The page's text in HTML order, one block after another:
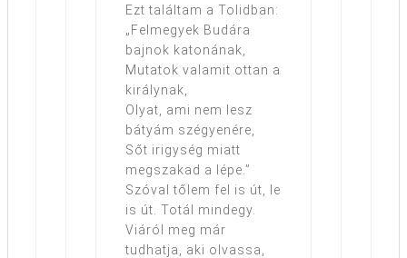
Ezt találtam a Tolidban:
„Felmegyek Budára
bajnok katonának,
Mutatok valamit ottan a
királynak,
Olyat, ami nem lesz
bátyám szégyenére,
Sőt irigység miatt
megszakad a lépe.”
Szóval tőlem fel is út, le
is út. Totál mindegy.
Viáról meg már
tudhatja, aki olvassa,